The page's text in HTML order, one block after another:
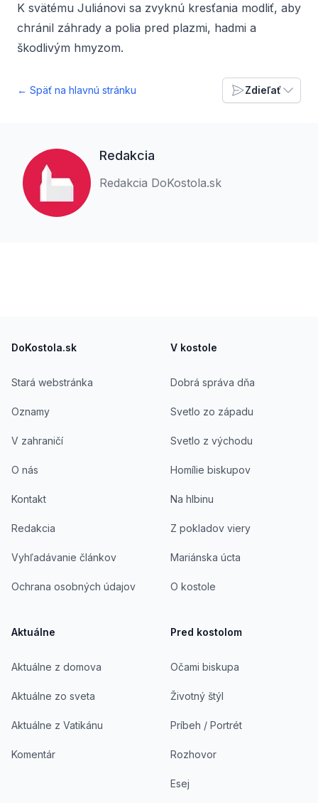
K svätému Juliánovi sa zvyknú kresťania modliť, aby
chránil záhrady a polia pred plazmi, hadmi a
škodlivým hmyzom.
← Späť na hlavnú stránku Zdieľať
Redakcia
Redakcia DoKostola.sk
DoKostola.sk
Stará webstránka
Oznamy
V zahraničí
O nás
Kontakt
Redakcia
Vyhľadávanie článkov
Ochrana osobných údajov
Aktuálne
Aktuálne z domova
Aktuálne zo sveta
Aktuálne z Vatikánu
Komentár
V kostole
Dobrá správa dňa
Svetlo zo západu
Svetlo z východu
Homílie biskupov
Na hlbinu
Z pokladov viery
Mariánska úcta
O kostole
Pred kostolom
Očami biskupa
Životný štýl
Príbeh / Portrét
Rozhovor
Esej